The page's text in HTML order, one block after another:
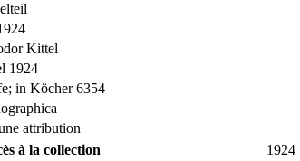
Kittel
1924
in Köcher 6354
attribution
à la collection
1924